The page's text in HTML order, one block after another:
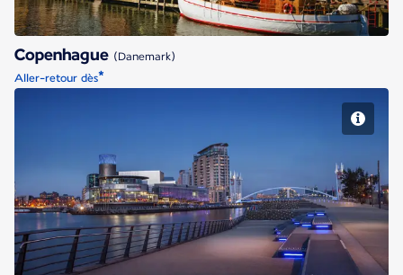
Copenhague (Danemark)
Aller-retour dès*
Manchester